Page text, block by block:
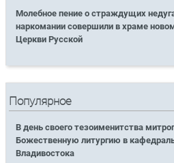
Молебное пение о страждущих
наркомании совершили в храме
Церкви Русской
Популярное
В день своего тезоименитства
Божественную литургию в
Владивостока